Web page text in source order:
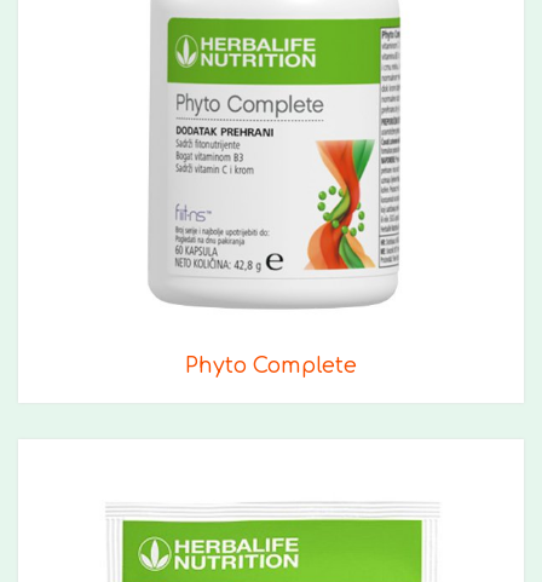
Phyto Complete